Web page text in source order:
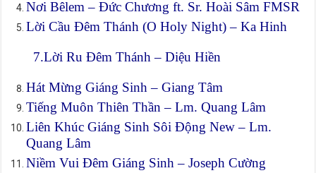
Nơi Bêlem – Đức Chương ft. Sr. Hoài Sâm FMSR
Lời Cầu Đêm Thánh (O Holy Night) – Ka Hinh
7.Lời Ru Đêm Thánh – Diệu Hiền
Hát Mừng Giáng Sinh – Giang Tâm
Tiếng Muôn Thiên Thần – Lm. Quang Lâm
Liên Khúc Giáng Sinh Sôi Động New – Lm.
Quang Lâm
Niềm Vui Đêm Giáng Sinh – Joseph Cường